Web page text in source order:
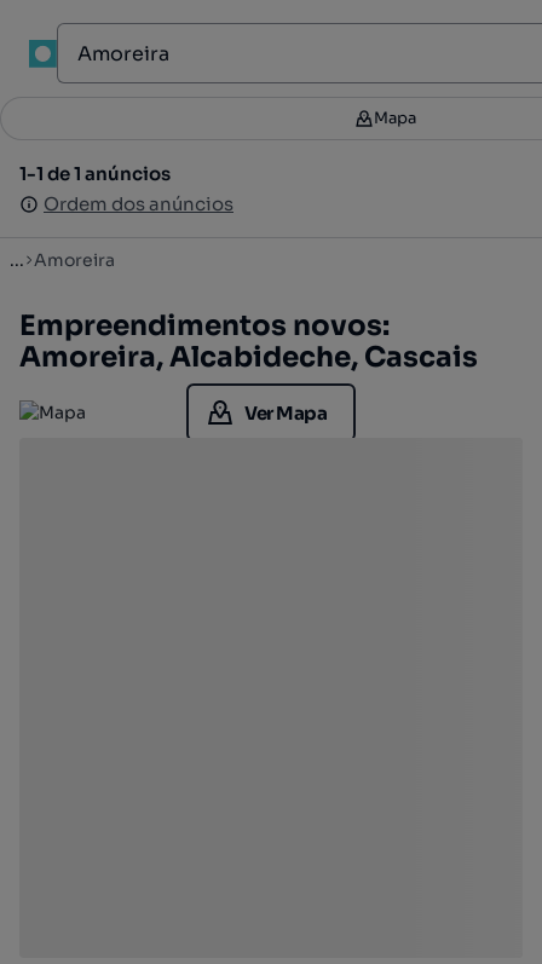
Filtros
1-1 de 1 anúncios
Ordem dos anúncios
Mapa
1-1 de 1 anúncios
Ordem dos anúncios
... Amoreira
Empreendimentos novos:
Amoreira, Alcabideche, Cascais
Ver Mapa